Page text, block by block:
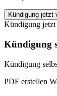
Volksfürsorge
KFZ-
Versicherung
kündigen
quantity
Kündigung jetzt
Kündigung jetzt
Kündigung
Kündigung
PDF erstellen